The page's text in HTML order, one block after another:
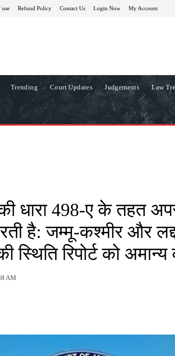
use Refund Policy Contact Us Login Now My Account
Trending Court Updates Judgements Law
धारा 498-ए के तहत
है: जम्मू-कश्मीर और
स्थिति रिपोर्ट को अमान्य
AM